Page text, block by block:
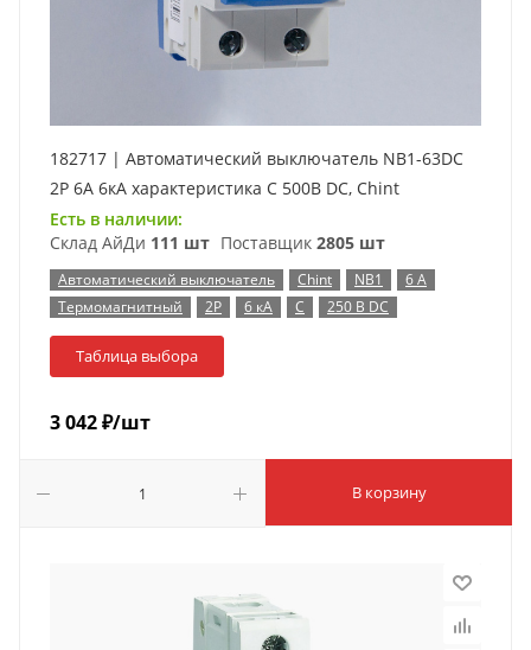
182717 | Автоматический выключатель NB1-63DC
2P 6А 6кА характеристика C 500В DC, Chint
Есть в наличии:
Склад АйДи 111 шт Поставщик 2805 шт
Автоматический выключатель Chint NB1
6 А
Термомагнитный
2P 6 кА C 250 В DC
Таблица выбора
3 042₽/шт
В корзину